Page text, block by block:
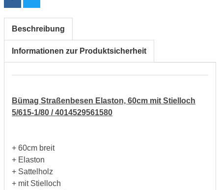
Beschreibung
Informationen zur Produktsicherheit
Bümag Straßenbesen Elaston, 60cm mit Stielloch
5/615-1/80 / 4014529561580
+ 60cm breit
+ Elaston
+ Sattelholz
+ mit Stielloch